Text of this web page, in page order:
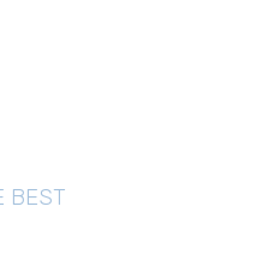
BEST